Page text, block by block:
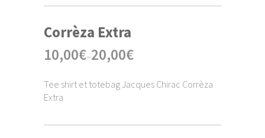
Corrèza Extra
10,00€–20,00€
Tee shirt et totebag Jacques Chirac Corrèza
Extra